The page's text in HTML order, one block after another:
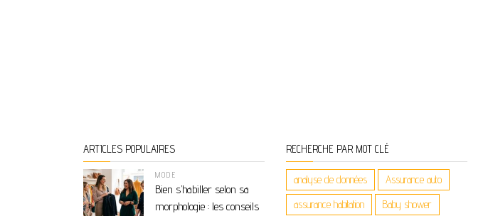
ARTICLES POPULAIRES
MODE
Bien s’habiller selon sa
morphologie : les conseils
RECHERCHE PAR MOT CLÉ
analyse de données Assurance auto
assurance habitation Baby shower